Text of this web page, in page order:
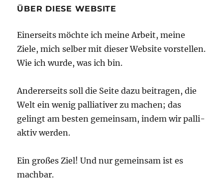
ÜBER DIESE WEBSITE
Einerseits möchte ich meine Arbeit, meine
Ziele, mich selber mit dieser Website vorstellen.
Wie ich wurde, was ich bin.
Andererseits soll die Seite dazu beitragen, die
Welt ein wenig palliativer zu machen; das
gelingt am besten gemeinsam, indem wir palli-
aktiv werden.
Ein großes Ziel! Und nur gemeinsam ist es
machbar.